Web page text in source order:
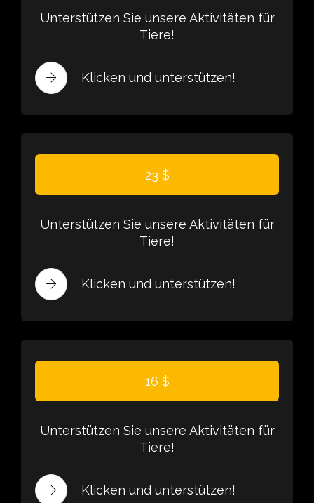
Unterstützen Sie unsere Aktivitäten für
Tiere!
Klicken und unterstützen!
23 $
Unterstützen Sie unsere Aktivitäten für
Tiere!
Klicken und unterstützen!
16 $
Unterstützen Sie unsere Aktivitäten für
Tiere!
Klicken und unterstützen!